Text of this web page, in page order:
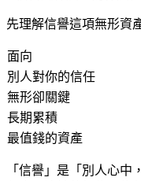
先理解信譽這項無形資
面向
別人對你的信任
無形卻關鍵
長期累積
最值錢的資產
「信譽」是「別人心